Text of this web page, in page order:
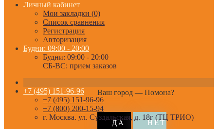
Личный кабинет
Мои закладки (0)
Список сравнения
Регистрация
Авторизация
Будни: 09:00 - 20:00
Будни: 09:00 - 20:00
СБ-ВС: прием заказов
Ваш город — Помона?
+7 (495) 151-96-96
+7 (495) 151-96-96
+7 (800) 200-15-94
г. Москва. ул. Суздальская, д. 18г (ТЦ ТРИО)